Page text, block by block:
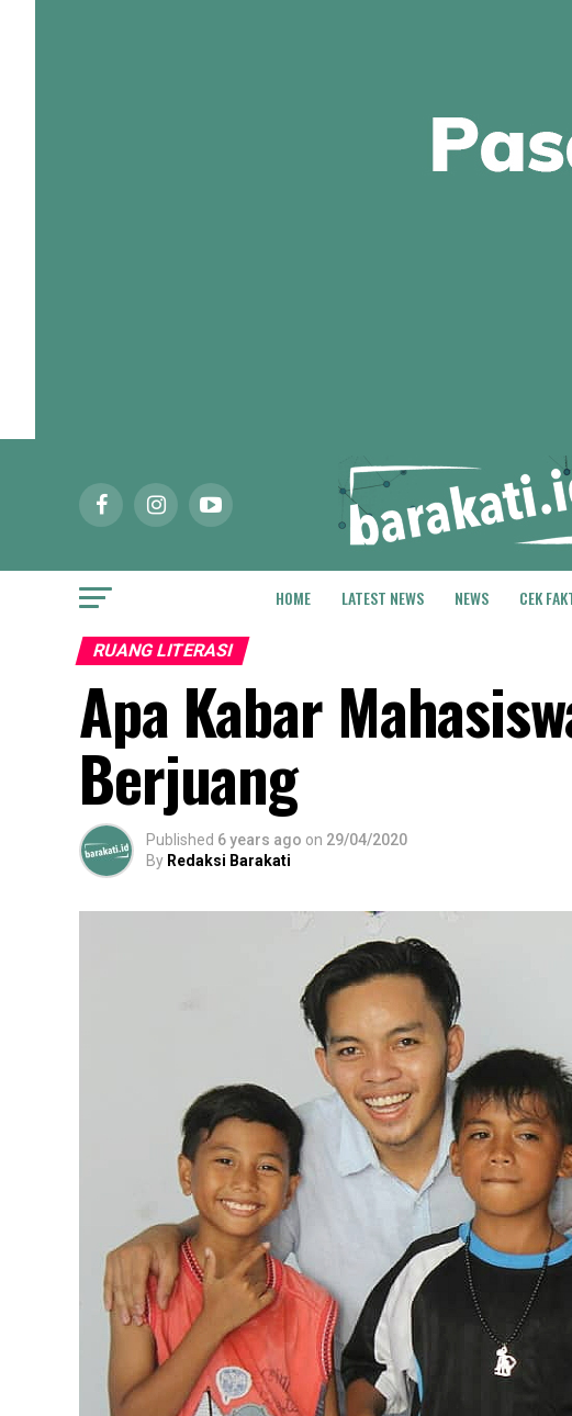
HOME LATEST NEWS NEWS CEK
RUANG LITERASI
Apa Kabar
Berjuang
Published 6 years ago on 29/04/2020
By Redaksi Barakati